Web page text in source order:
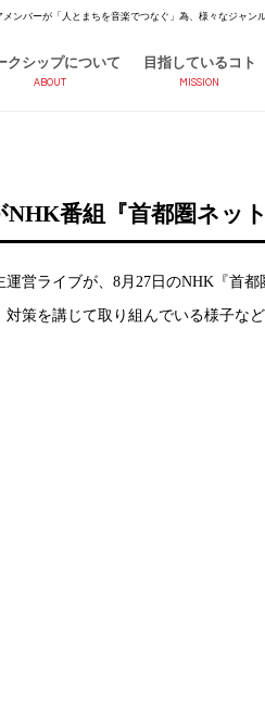
ンバーが「人とまちを音楽でつなぐ」為、様々なジャ
クシップについて
ABOUT
目指しているコト
MISSION
番組『首都圏ネッ
営ライブが、8月27日のNHK『首都
策を講じて取り組んでいる様子な